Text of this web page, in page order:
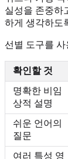
실성을 존중하
하게 생각하도
선별 도구를
확인할 것
명확한 비임
상적 설명
쉬운 언어의
질문
여러 특성 영